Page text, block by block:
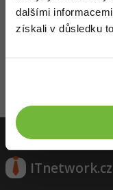
dalšími
získali v důsledku
Více
Sítě
Děláme co je v
nejkvalitnější. Tato
vysokou hodnotu.
ITnetwork.cz